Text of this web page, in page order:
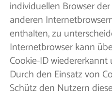
individuellen Browser
anderen
enthalten, zu
Internetbrowser kann
Cookie-ID
Durch den Einsatz von